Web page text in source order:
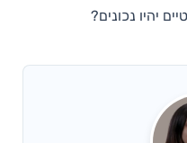
יהיו נכונים?